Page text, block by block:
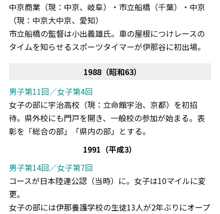
中京商業（現：中京、岐阜）・市立船橋（千葉）・中京
（現：中京大中京、愛知）
市立船橋の監督は小出義雄氏。車の屋根につけレースの
タイムを知らせるスポーツタイマーが伊那谷に初出場。
1988（昭和63）
男子第11回／女子第4回
女子の部に宇治高校（現：立命館宇治、京都）を初招
待。県外校にも門戸を開き、一般校の参加が始まる。表
彰を「総合の部」「県内の部」とする。
1991（平成3）
男子第14回／女子第7回
コースが日本陸連公認（当時）に。女子は10マイルに変
更。
女子の部には伊那養護学校の生徒13人が2年ぶりにオープ